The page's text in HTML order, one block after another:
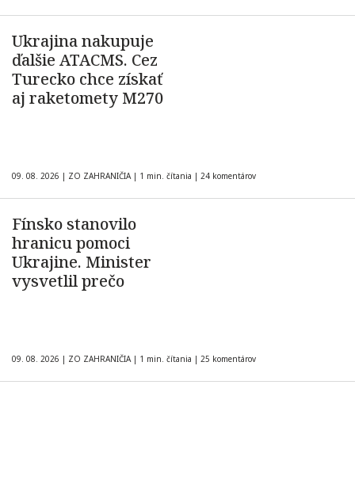
Ukrajina nakupuje
ďalšie ATACMS. Cez
Turecko chce získať
aj raketomety M270
09. 08. 2026 | ZO ZAHRANIČIA | 1 min. čítania | 24 komentárov
Fínsko stanovilo
hranicu pomoci
Ukrajine. Minister
vysvetlil prečo
09. 08. 2026 | ZO ZAHRANIČIA | 1 min. čítania | 25 komentárov